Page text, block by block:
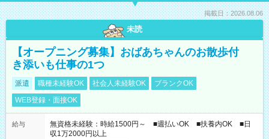
掲載日：2026.08.06
未読
【オープニング募集】おばあちゃんのお散歩付
き添いも仕事の1つ
派遣 職種未経験OK 社会人未経験OK
ブランクOK
WEB登録・面接OK
給与
無資格未経験：時給1500円～ ■週払いOK ■扶養内OK ■日
収1万2000円以上